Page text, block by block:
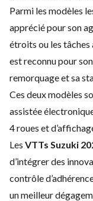
Parmi les modèles
apprécié pour son
étroits ou les tâches
est reconnu pour
remorquage et sa
Ces deux modèles
assistée
4 roues et
Les VTTs Suzuki
d’intégrer des
contrôle
un meilleur